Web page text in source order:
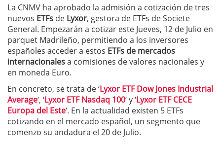
La CNMV ha aprobado la admisión a cotización de tres
nuevos ETFs de Lyxor, gestora de ETFs de Societe
General. Empezarán a cotizar este Jueves, 12 de Julio en
parquet Madrileño, permitiendo a los inversores
españoles acceder a estos ETFs de mercados
internacionalesa comisiones de valores nacionales y
en moneda Euro.
En concreto, se trata de ‘Lyxor ETF Dow Jones Industrial
Average‘, ‘Lyxor ETF Nasdaq 100‘ y ‘Lyxor ETF CECE
Europa del Este‘. En la actualidad existen 5 ETFs
cotizando en el mercado español, un segmento que
comenzo su andadura el 20 de Julio.